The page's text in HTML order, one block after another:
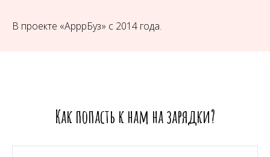
В проекте «АрррБуз» с 2014 года.
Как попасть к нам на зарядки?